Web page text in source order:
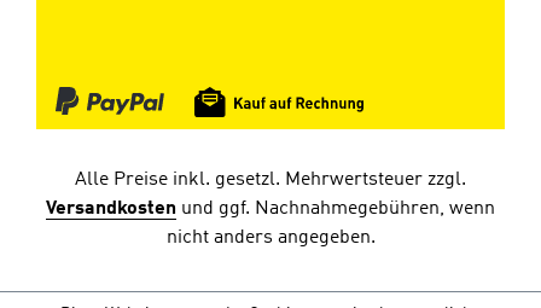
Alle Preise inkl. gesetzl. Mehrwertsteuer zzgl.
Versandkosten und ggf. Nachnahmegebühren, wenn
nicht anders angegeben.